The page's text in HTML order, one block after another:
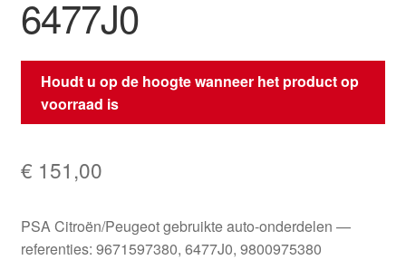
6477J0
Houdt u op de hoogte wanneer het product op
voorraad is
€ 151,00
PSA Citroën/Peugeot gebruikte auto-onderdelen —
referenties: 9671597380, 6477J0, 9800975380